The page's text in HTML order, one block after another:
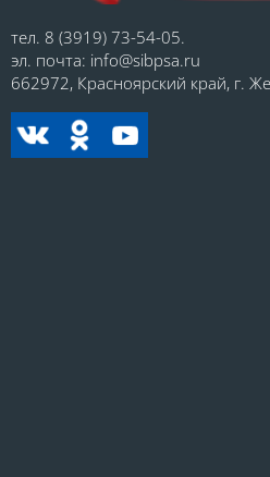
тел. 8 (3919) 73-54-05.
эл. почта: info@sibpsa.ru
662972, Красноярский край, г.